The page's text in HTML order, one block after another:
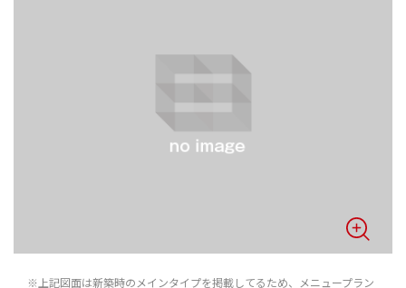
※上記図面は新築時のメインタイプを掲載してるため、メニュープラン